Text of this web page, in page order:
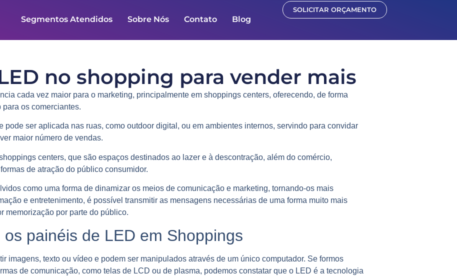
Segmentos Atendidos Sobre Nós Contato Blog
SOLICITAR ORÇAMENTO
no shopping para vender mais
cada vez maior para o marketing, principalmente em shoppings centers, oferecendo, de forma
os comerciantes.
pode ser aplicada nas ruas, como outdoor digital, ou em ambientes internos, servindo para convidar
maior número de vendas.
centers, que são espaços destinados ao lazer e à descontração, além do comércio,
de atração do público consumidor.
como uma forma de dinamizar os meios de comunicação e marketing, tornando-os mais
e entretenimento, é possível transmitir as mensagens necessárias de uma forma muito mais
memorização por parte do público.
painéis de LED em Shoppings
imagens, texto ou vídeo e podem ser manipulados através de um único computador. Se formos
de comunicação, como telas de LCD ou de plasma, podemos constatar que o LED é a tecnologia